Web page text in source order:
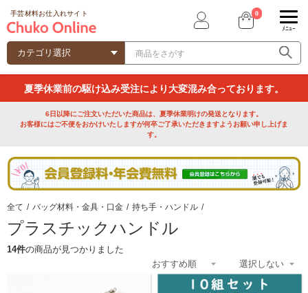
手芸材料お仕入れサイト 0
ﾒﾆｭｰ
夏季休業前の駆け込み受注により大変混み合っております。
6日以降にご注文いただいた商品は、夏季休業明けの発送となります。
お客様にはご不便をおかけいたしますが何卒ご了承いただきますようお願い申し上げま
す。
全て / バッグ材料・金具・口金 / 持ち手・ハンドル /
プラスチックハンドル
14件の商品が見つかりました